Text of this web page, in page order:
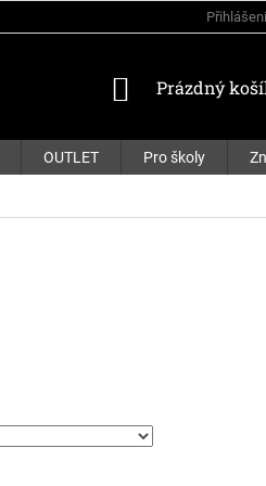
NÁKUPNÍ
Prázdný
OUTLET Pro školy